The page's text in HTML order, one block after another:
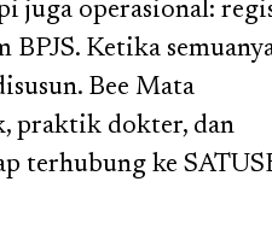
juga operasional:
BPJS. Ketika
Bee Mata
praktik dokter, dan
terhubung ke